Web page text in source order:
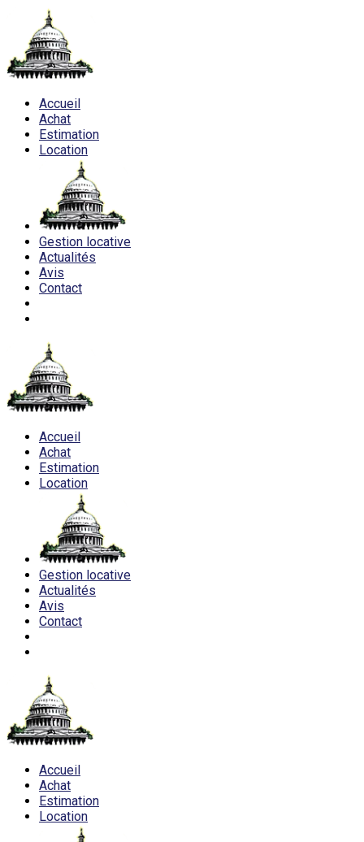
Accueil
Achat
Estimation
Location
Gestion locative
Actualités
Avis
Contact
Accueil
Achat
Estimation
Location
Gestion locative
Actualités
Avis
Contact
Accueil
Achat
Estimation
Location